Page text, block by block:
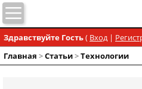
Здравствуйте Гость( Вход|
Главная >Статьи>Технологии